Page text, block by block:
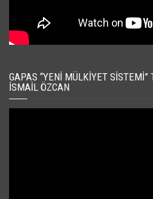
GAPAS “YENI MÜLKIYET
İSMAIL ÖZCAN